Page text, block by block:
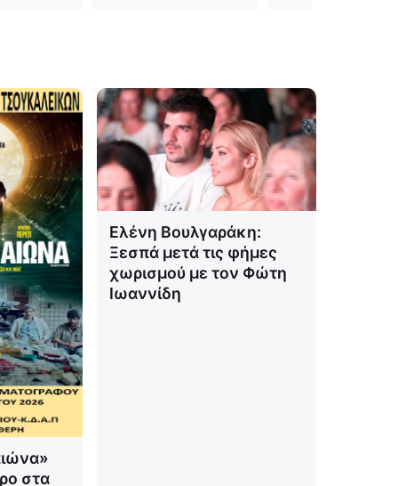
στα
Ελένη Βουλγαράκη:
Ξεσπά μετά τις φήμες
χωρισμού με τον Φώτη
Ιωαννίδη